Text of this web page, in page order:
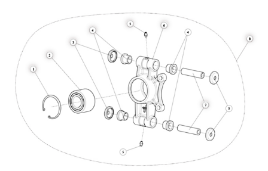
More
More
More
More
More More
More